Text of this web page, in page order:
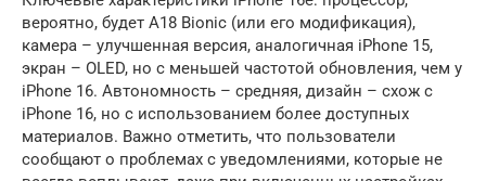
вероятно, будет A18 Bionic (или его модификация),
камера – улучшенная версия, аналогичная iPhone 15,
экран – OLED, но с меньшей частотой обновления, чем у
iPhone 16. Автономность – средняя, дизайн – схож с
iPhone 16, но с использованием более доступных
материалов. Важно отметить, что пользователи
сообщают о проблемах с уведомлениями, которые не